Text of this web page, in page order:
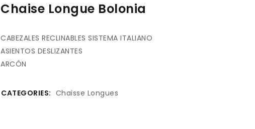
Chaise Longue Bolonia
CABEZALES RECLINABLES SISTEMA ITALIANO
ASIENTOS DESLIZANTES
ARCÓN
CATEGORIES: Chaisse Longues